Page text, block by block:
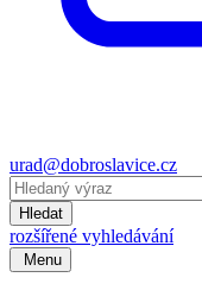
urad@dobroslavice.cz
Hledat
rozšířené vyhledávání
Menu